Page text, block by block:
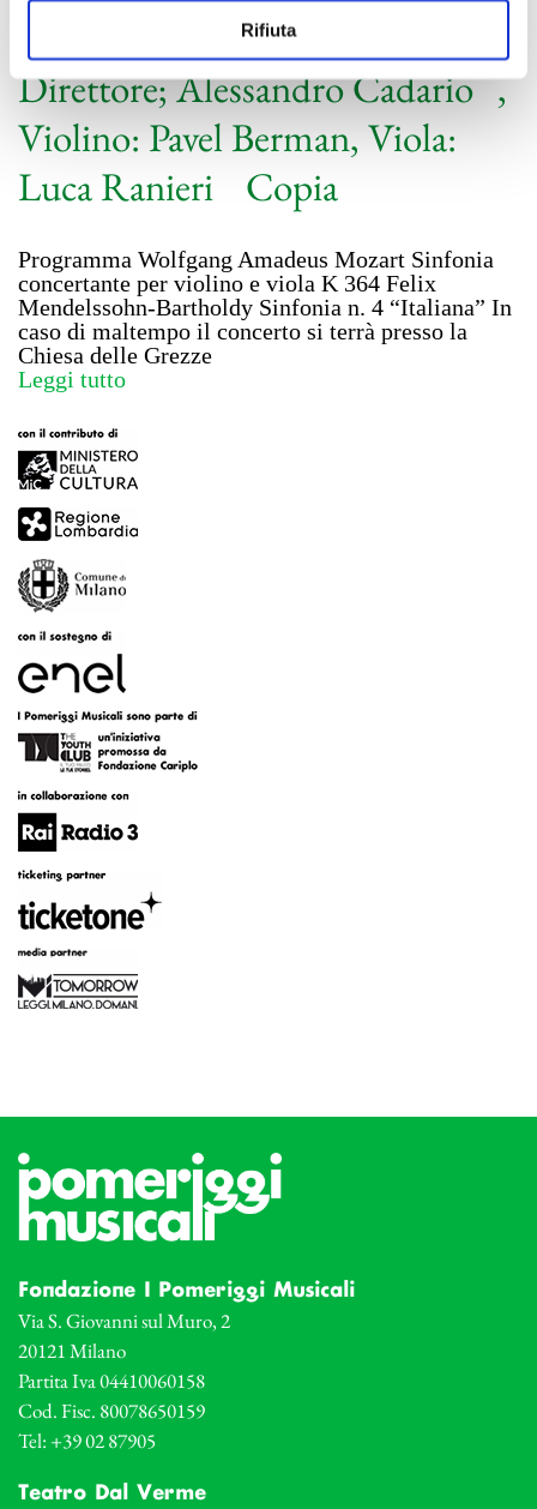
Rifiuta
“Garda Lake Music Festival”.
Direttore; Alessandro Cadario ,
Violino: Pavel Berman, Viola:
Luca Ranieri Copia
Programma Wolfgang Amadeus Mozart Sinfonia
concertante per violino e viola K 364 Felix
Mendelssohn-Bartholdy Sinfonia n. 4 “Italiana” In
caso di maltempo il concerto si terrà presso la
Chiesa delle Grezze
Leggi tutto
Fondazione I Pomeriggi Musicali
Via S. Giovanni sul Muro, 2
20121 Milano
Partita Iva 04410060158
Cod. Fisc. 80078650159
Tel: +39 02 87905
Teatro Dal Verme